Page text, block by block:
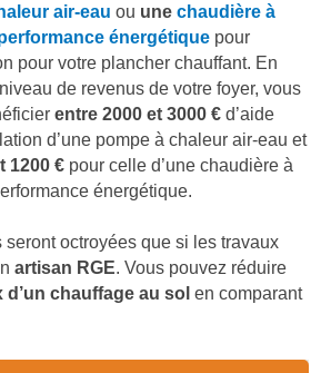
air-eau ou une chaudière à
énergétiquepour
pour votre plancher chauffant. En
de revenus de votre foyer, vous
entre 2000 et 3000 €d’aide
d’une pompe à chaleur air-eau et
1200 €pour celle d’une chaudière à
énergétique.
octroyées que si les travaux
artisan RGE. Vous pouvez réduire
d’un chauffage au sol en comparant